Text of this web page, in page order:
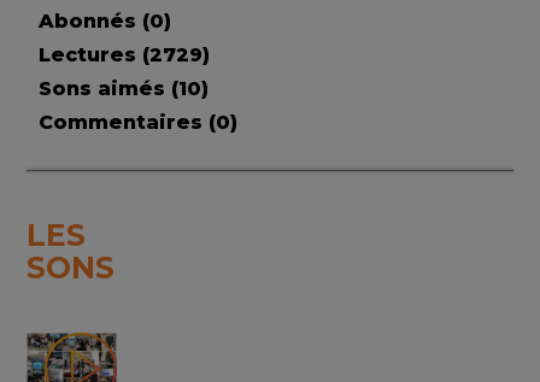
Abonnés (0)
Lectures (2729)
Sons aimés (10)
Commentaires (0)
LES
SONS